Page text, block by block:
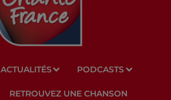
ACTUALITÉS PODCASTS
RETROUVEZ UNE CHANSON